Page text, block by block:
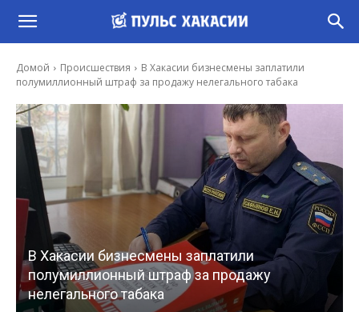
Домой Происшествия
В Хакасии бизнесмены заплатили
полумиллионный штраф за продажу нелегального табака
В Хакасии бизнесмены заплатили
полумиллионный штраф за продажу
нелегального табака